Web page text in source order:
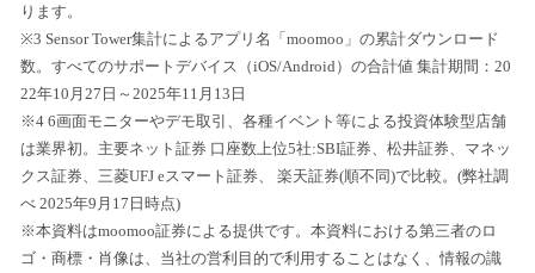
ります。
※3 Sensor Tower集計によるアプリ名「moomoo」の累計ダウンロード
数。すべてのサポートデバイス（iOS/Android）の合計値 集計期間：20
22年10月27日～2025年11月13日
※4 6画面モニターやデモ取引、各種イベント等による投資体験型店舗
は業界初。主要ネット証券 口座数上位5社:SBI証券、松井証券、マネッ
クス証券、三菱UFJ eスマート証券、 楽天証券(順不同)で比較。(弊社調
べ 2025年9月17日時点)
※本資料はmoomoo証券による提供です。本資料における第三者のロ
ゴ・商標・肖像は、当社の営利目的で利用することはなく、情報の識